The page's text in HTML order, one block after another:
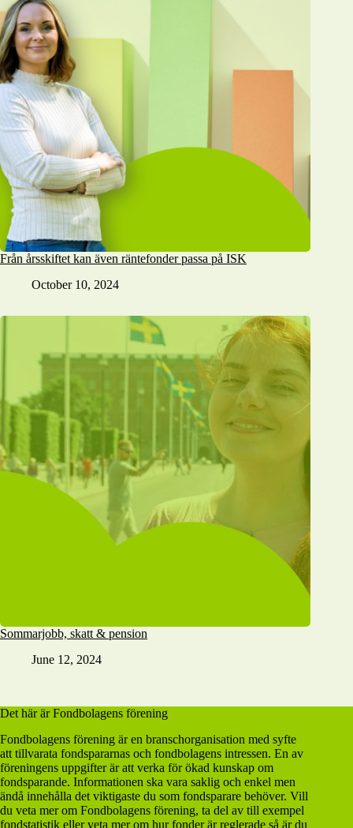
Från årsskiftet kan även räntefonder passa på ISK
October 10, 2024
Sommarjobb, skatt & pension
June 12, 2024
Det här är Fondbolagens förening
Fondbolagens förening är en branschorganisation med syfte
att tillvarata fondspararnas och fondbolagens intressen. En av
föreningens uppgifter är att verka för ökad kunskap om
fondsparande. Informationen ska vara saklig och enkel men
ändå innehålla det viktigaste du som fondsparare behöver. Vill
du veta mer om Fondbolagens förening, ta del av till exempel
fondstatistik eller veta mer om hur fonder är reglerade så är du